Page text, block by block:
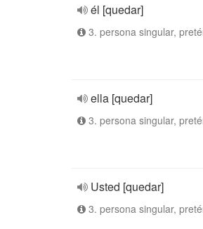
él [quedar]
3. persona singular,
ella [quedar]
3. persona singular,
Usted [quedar]
3. persona singular,